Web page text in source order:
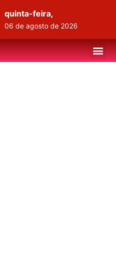
quinta-feira,
06 de agosto de 2026